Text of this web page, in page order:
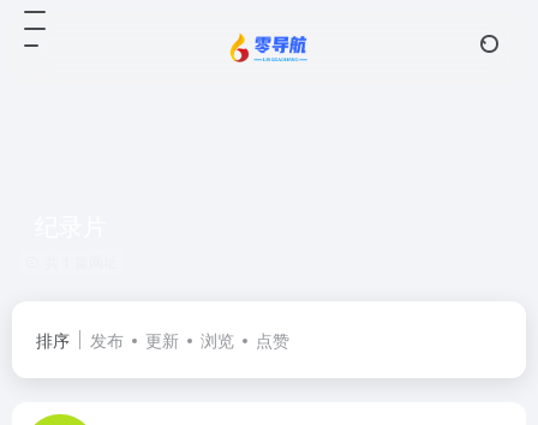
排序 发布 更新 浏览 点赞